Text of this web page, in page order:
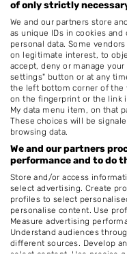
Permanenten
Thuiskapper
Hairextensions
Keratine
Bruidskapsel
Make-up &
Schoonheidssalon
Pruiken
Openingstijden
Maandag
Dinsdag
of only strictly
We and our partners store
as unique IDs in cookies
personal data. Some
on legitimate interest, to
accept, deny or manage
settings" button or at any
the left bottom corner of the
on the fingerprint or the link
My data menu item, on that
These choices will be
browsing data.
We and our partners
performance and to do
Store and/or access
select advertising. Create
profiles to select
personalise content. Use
Measure advertising
Understand audiences
different sources. Develop
select content. Use precise